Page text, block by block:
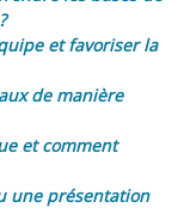
et favoriser la
de manière
et comment
une présentation